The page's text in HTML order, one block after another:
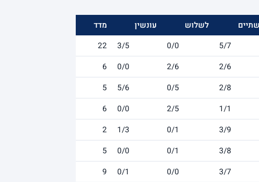
לשלוש עונשין
מדד
5/7
0/0
3/5
22
2/6
2/6
0/0
6
2/8
0/5
5/6
5
1/1
2/5
0/0
6
3/9
0/1
1/3
2
3/8
0/1
0/0
5
3/7
0/0
0/1
9